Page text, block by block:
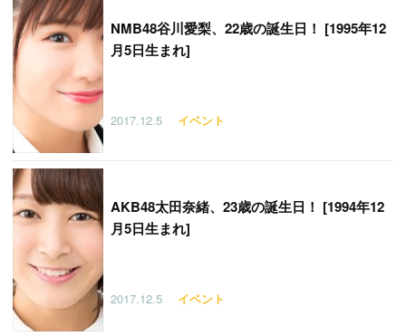
NMB48谷川愛梨、22歳の誕生日！ [1995年12
月5日生まれ]
2017.12.5 イベント
AKB48太田奈緒、23歳の誕生日！ [1994年12
月5日生まれ]
2017.12.5 イベント